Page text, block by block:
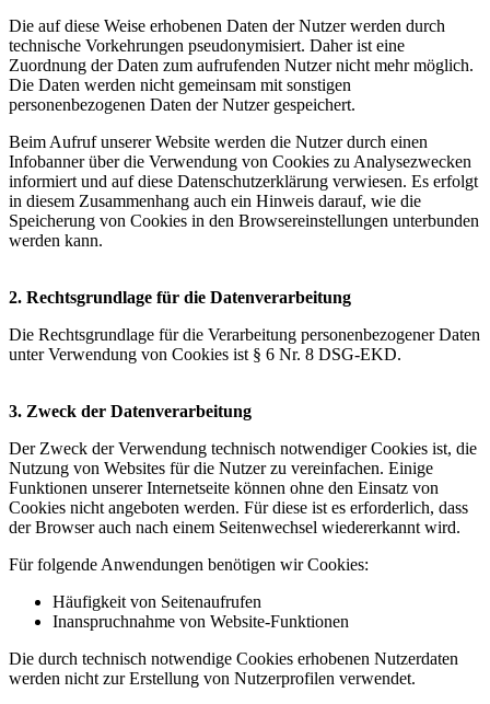
Die auf diese Weise erhobenen Daten der Nutzer werden durch
technische Vorkehrungen pseudonymisiert. Daher ist eine
Zuordnung der Daten zum aufrufenden Nutzer nicht mehr möglich.
Die Daten werden nicht gemeinsam mit sonstigen
personenbezogenen Daten der Nutzer gespeichert.
Beim Aufruf unserer Website werden die Nutzer durch einen
Infobanner über die Verwendung von Cookies zu Analysezwecken
informiert und auf diese Datenschutzerklärung verwiesen. Es erfolgt
in diesem Zusammenhang auch ein Hinweis darauf, wie die
Speicherung von Cookies in den Browsereinstellungen unterbunden
werden kann.
2. Rechtsgrundlage für die Datenverarbeitung
Die Rechtsgrundlage für die Verarbeitung personenbezogener Daten
unter Verwendung von Cookies ist § 6 Nr. 8 DSG-EKD.
3. Zweck der Datenverarbeitung
Der Zweck der Verwendung technisch notwendiger Cookies ist, die
Nutzung von Websites für die Nutzer zu vereinfachen. Einige
Funktionen unserer Internetseite können ohne den Einsatz von
Cookies nicht angeboten werden. Für diese ist es erforderlich, dass
der Browser auch nach einem Seitenwechsel wiedererkannt wird.
Für folgende Anwendungen benötigen wir Cookies:
Häufigkeit von Seitenaufrufen
Inanspruchnahme von Website-Funktionen
Die durch technisch notwendige Cookies erhobenen Nutzerdaten
werden nicht zur Erstellung von Nutzerprofilen verwendet.